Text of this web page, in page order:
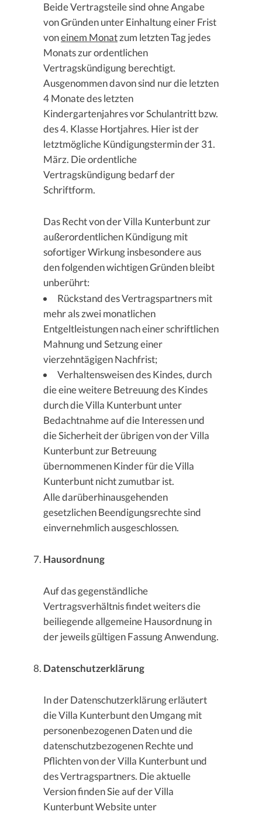
Beide Vertragsteile sind ohne Angabe
von Gründen unter Einhaltung einer Frist
voneinem Monatzum letzten Tag jedes
Monats zur ordentlichen
Vertragskündigung berechtigt.
Ausgenommen davon sind nur die letzten
4 Monate des letzten
Kindergartenjahres vor Schulantritt bzw.
des 4. Klasse Hortjahres. Hier ist der
letztmögliche Kündigungstermin der 31.
März. Die ordentliche
Vertragskündigung bedarf der
Schriftform.
Das Recht von der Villa Kunterbunt zur
außerordentlichen Kündigung mit
sofortiger Wirkung insbesondere aus
den folgenden wichtigen Gründen bleibt
unberührt:
Rückstand des Vertragspartners mit
mehr als zwei monatlichen
Entgeltleistungen nach einer schriftlichen
Mahnung und Setzung einer
vierzehntägigen Nachfrist;
Verhaltensweisen des Kindes, durch
die eine weitere Betreuung des Kindes
durch die Villa Kunterbunt unter
Bedachtnahme auf die Interessen und
die Sicherheit der übrigen von der Villa
Kunterbunt zur Betreuung
übernommenen Kinder für die Villa
Kunterbunt nicht zumutbar ist.
Alle darüberhinausgehenden
gesetzlichen Beendigungsrechte sind
einvernehmlich ausgeschlossen.
Hausordnung
Auf das gegenständliche
Vertragsverhältnis findet weiters die
beiliegende allgemeine Hausordnung in
der jeweils gültigen Fassung Anwendung.
Datenschutzerklärung
In der Datenschutzerklärung erläutert
die Villa Kunterbunt den Umgang mit
personenbezogenen Daten und die
datenschutzbezogenen Rechte und
Pflichten von der Villa Kunterbunt und
des Vertragspartners. Die aktuelle
Version finden Sie auf der Villa
Kunterbunt Website unter